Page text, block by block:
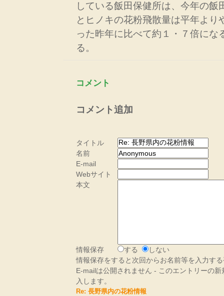
している飯田保健所は、今年の飯
とヒノキの花粉飛散量は平年より
った昨年に比べて約１・７倍にな
る。
コメント
コメント追加
タイトル
名前
E-mail
Webサイト
本文
情報保存 する
しない
情報保存をすると次回からお名前等を入力す
E-mailは公開されません - このエントリーの
入します。
Re: 長野県内の花粉情報